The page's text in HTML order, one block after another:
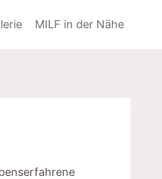
MILF in der Nähe